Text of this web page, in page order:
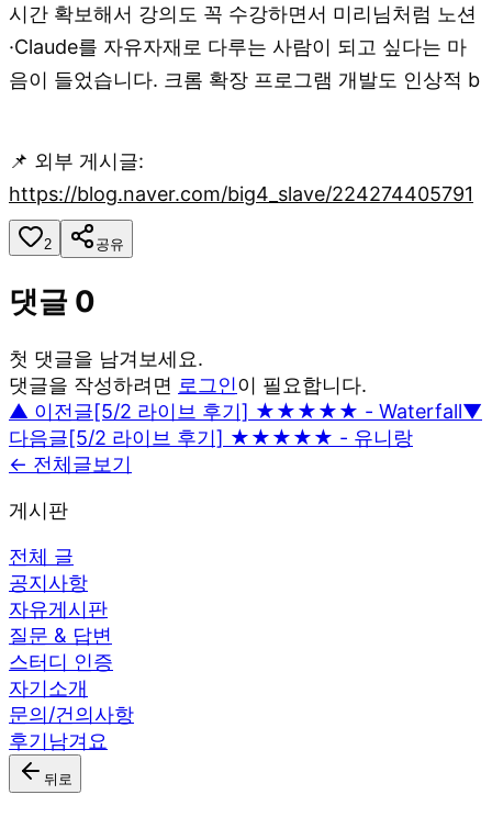
시간 확보해서 강의도 꼭 수강하면서 미리님처럼 노션
·Claude를 자유자재로 다루는 사람이 되고 싶다는 마
음이 들었습니다. ​크롬 확장 프로그램 개발도 인상적 b
📌 외부 게시글:
https://blog.naver.com/big4_slave/224274405791
2 공유
댓글 0
첫 댓글을 남겨보세요.
댓글을 작성하려면 로그인이 필요합니다.
▲ 이전글[5/2 라이브 후기] ★★★★★ - Waterfall▼
다음글[5/2 라이브 후기] ★★★★★ - 유니랑
← 전체글보기
게시판
전체 글
공지사항
자유게시판
질문 & 답변
스터디 인증
자기소개
문의/건의사항
후기남겨요
뒤로